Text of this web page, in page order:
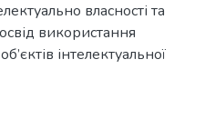
власності та
використання
інтелектуальної